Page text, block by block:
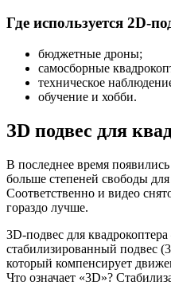
Где используется 2D-
бюджетные дроны;
самосборные
техническое
обучение и хобби.
ЗD подвес для
В последнее время
больше степеней свободы
Соответственно и видео
гораздо лучше.
3D-подвес для
стабилизированный подвес
который компенсирует
Что означает «3D»?